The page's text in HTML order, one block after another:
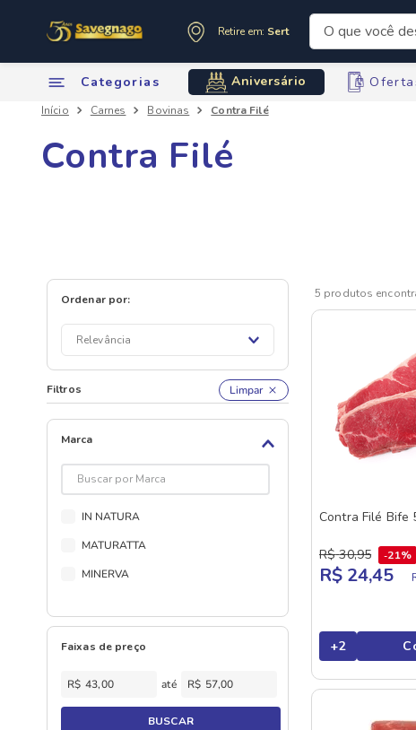
Retire em: Sertãozinho
O que você
Categorias Aniversário
Carnes Bovinas Contra Filé
Contra Filé
Relevância
Filtros
Marca
IN NATURA
MATURATTA
MINERVA
Faixas de preço
R$ R$
BUSCAR
5 produtos
Contra Filé Bife
R$ 30,95 21%
R$ 24,45
+2
Termos mais
leite
9º
leite